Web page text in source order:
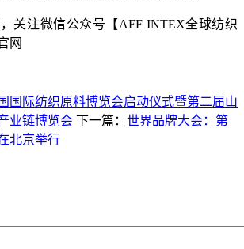
注微信公众号【AFF INTEX全球纺织
网
国际纺织原料博览会启动仪式暨第二届山
业链博览会 下一篇： 世界品牌大会：第
北京举行